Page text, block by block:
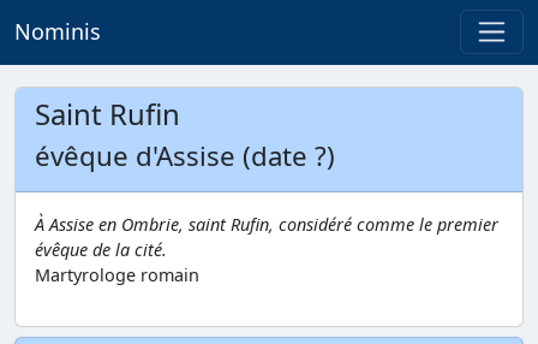
Nominis
Saint Rufin
évêque d'Assise (date ?)
À Assise en Ombrie, saint Rufin, considéré comme le premier
évêque de la cité.
Martyrologe romain